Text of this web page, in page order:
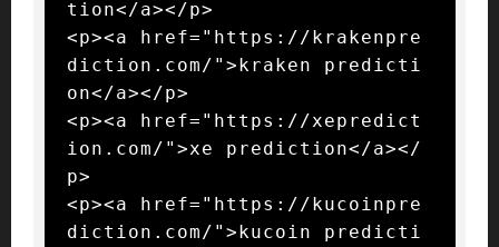
tion</a></p>
<p><a href="https://krakenpre
diction.com/">kraken predicti
on</a></p>
<p><a href="https://xepredict
ion.com/">xe prediction</a></
p>
<p><a href="https://kucoinpre
diction.com/">kucoin predicti